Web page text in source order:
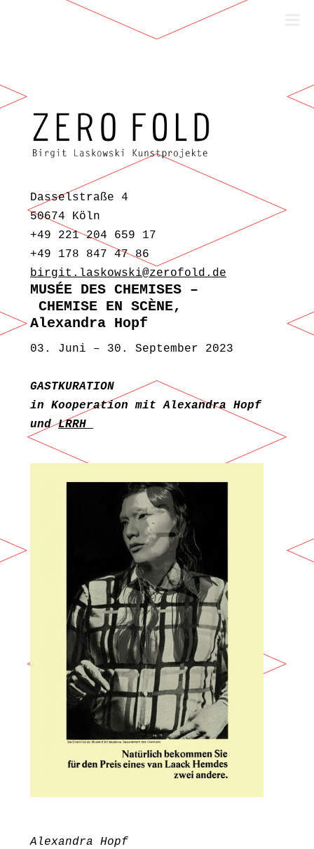
Zum Inhalt springen
Dasselstraße 4
50674 Köln
+49 221 204 659 17
+49 178 847 47 86
birgit.laskowski@zerofold.de
MUSÉE DES CHEMISES –
CHEMISE EN SCÈNE,
Alexandra Hopf
03. Juni – 30. September 2023
GASTKURATION
in Kooperation mit Alexandra Hopf
undLRRH_
Alexandra Hopf